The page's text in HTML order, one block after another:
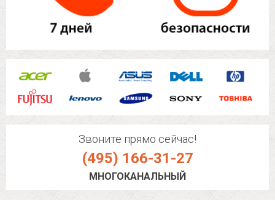
Звоните прямо сейчас!
(495) 166-31-27
МНОГОКАНАЛЬНЫЙ